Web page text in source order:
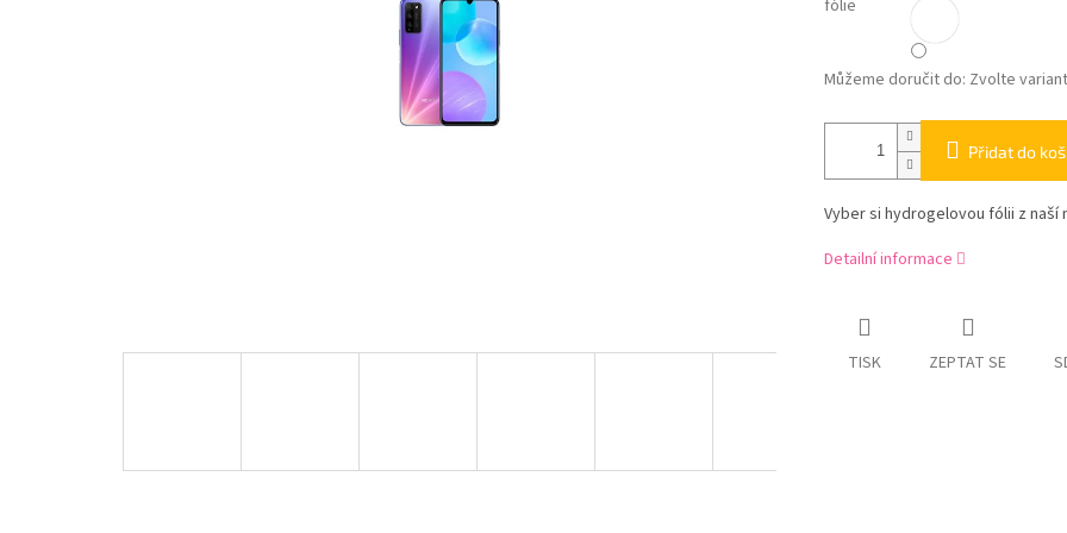
fólie
Můžeme doručit do: Zvolte
Přidat do
Vyber si hydrogelovou fólii z naší
Detailní informace
TISK ZEPTAT SE